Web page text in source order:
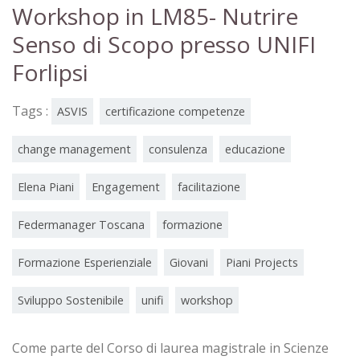
Workshop in LM85- Nutrire
Senso di Scopo presso UNIFI
Forlipsi
Tags : ASVIS certificazione competenze
change management consulenza educazione
Elena Piani Engagement facilitazione
Federmanager Toscana formazione
Formazione Esperienziale Giovani Piani Projects
Sviluppo Sostenibile unifi workshop
Come parte del Corso di laurea magistrale in Scienze